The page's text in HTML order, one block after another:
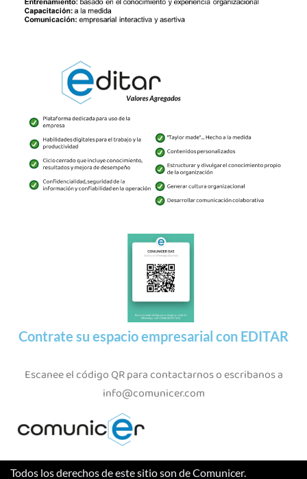
Contrate su espacio empresarial con EDITAR
Escanee el código QR para contactarnos o escribanos a
info@comunicer.com
Todos los derechos de este sitio son de Comunicer.